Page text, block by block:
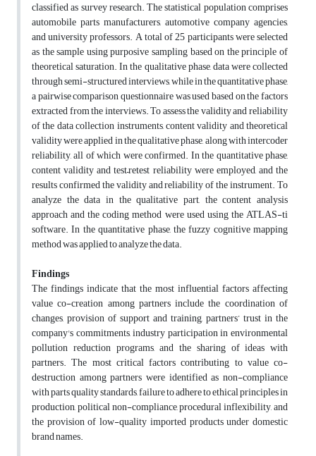
classified as survey research. The statistical population comprises
automobile parts manufacturers, automotive company agencies,
and university professors. A total of 25 participants were selected
as the sample using purposive sampling based on the principle of
theoretical saturation. In the qualitative phase, data were collected
through semi-structured interviews, while in the quantitative phase,
a pairwise comparison questionnaire was used based on the factors
extracted from the interviews. To assess the validity and reliability
of the data collection instruments, content validity and theoretical
validity were applied in the qualitative phase, along with intercoder
reliability, all of which were confirmed. In the quantitative phase,
content validity and test–retest reliability were employed, and the
results confirmed the validity and reliability of the instrument. To
analyze the data in the qualitative part, the content analysis
approach and the coding method were used using the ATLAS-ti
software. In the quantitative phase, the fuzzy cognitive mapping
method was applied to analyze the data.
Findings
The findings indicate that the most influential factors affecting
value co-creation among partners include the coordination of
changes, provision of support and training, partners’ trust in the
company's commitments, industry participation in environmental
pollution reduction programs, and the sharing of ideas with
partners. The most critical factors contributing to value co-
destruction among partners were identified as non-compliance
with parts quality standards, failure to adhere to ethical principles in
production, political non-compliance, procedural inflexibility, and
the provision of low-quality imported products under domestic
brand names.